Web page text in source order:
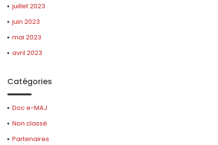
juillet 2023
juin 2023
mai 2023
avril 2023
Catégories
Doc e-MAJ
Non classé
Partenaires